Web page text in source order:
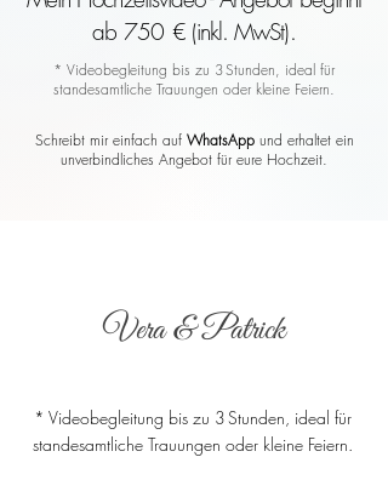
ab 750 € (inkl. MwSt).
* Videobegleitung bis zu 3 Stunden, ideal für
standesamtliche Trauungen oder kleine Feiern.
Schreibt mir einfach auf WhatsAppund erhaltet ein
unverbindliches Angebot für eure Hochzeit.
Vera & Patrick
* Videobegleitung bis zu 3 Stunden, ideal für
standesamtliche Trauungen oder kleine Feiern.